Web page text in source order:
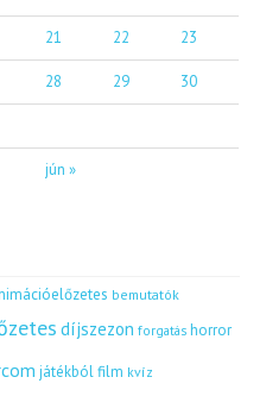
jún »
21 22 23
28 29 30
bemutatók
díjszezon forgatás horror
játékból film kvíz